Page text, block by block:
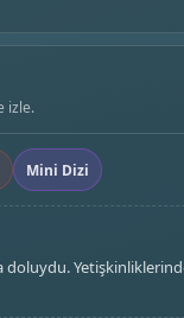
izle.
Mini Dizi
doluydu.